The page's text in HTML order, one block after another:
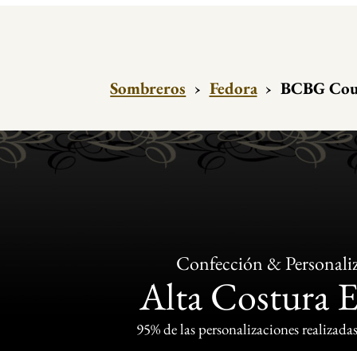
Sombreros › Fedora › BCBG
Confección &
Alta Costura
95% de las personalizaciones